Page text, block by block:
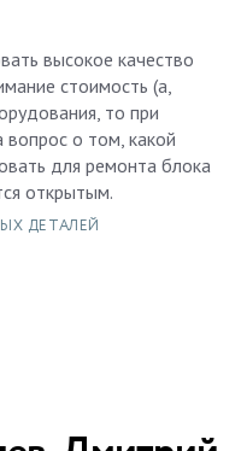
высокое качество
стоимость (а,
то при
вопрос о том, какой
для ремонта блока
открытым.
ДЕТАЛЕЙ